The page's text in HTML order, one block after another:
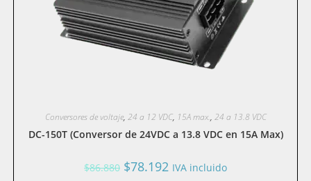
Conversores de voltaje, 24 a 12 VDC, 15A max., 24 a 13.8 VDC
DC-150T (Conversor de 24VDC a 13.8 VDC en 15A Max)
$86.880 El
precio
$78.192 El
precio
IVA incluido